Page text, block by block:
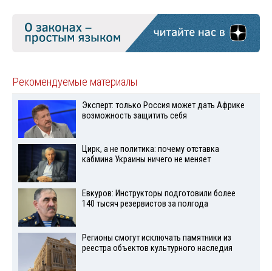
Рекомендуемые материалы
Эксперт: только Россия может дать Африке
возможность защитить себя
Цирк, а не политика: почему отставка
кабмина Украины ничего не меняет
Евкуров: Инструкторы подготовили более
140 тысяч резервистов за полгода
Регионы смогут исключать памятники из
реестра объектов культурного наследия